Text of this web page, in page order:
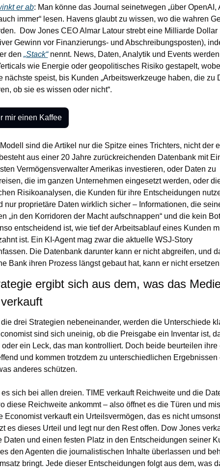
er ab: Man könne das Journal seinetwegen „über OpenAI,
immer“ lesen. Havens glaubt zu wissen, wo die wahren
Dow Jones CEO Almar Latour strebt eine Milliarde Dollar
Gewinn vor Finanzierungs- und Abschreibungsposten),
den „Stack“ nennt. News, Daten, Analytik und Events
wie Energie oder geopolitisches Risiko gestapelt,
nächste speist, bis Kunden „Arbeitswerkzeuge haben, die zu
ob sie es wissen oder nicht“.
mir einen Kaffee
sind die Artikel nur die Spitze eines Trichters, nicht der
aus einer 20 Jahre zurückreichenden Datenbank mit
Vermögensverwalter Amerikas investieren, oder Daten zu
die im ganzen Unternehmen eingesetzt werden, oder
Risikoanalysen, die Kunden für ihre Entscheidungen
nur proprietäre Daten wirklich sicher – Informationen, die
„in den Korridoren der Macht aufschnappen“ und die kein
entscheidend ist, wie tief der Arbeitsablauf eines Kunden
ist. Ein KI-Agent mag zwar die aktuelle WSJ-Story
Die Datenbank darunter kann er nicht abgreifen, und
Bank ihren Prozess längst gebaut hat, kann er nicht
ergibt sich aus dem, was das
drei Strategien nebeneinander, werden die Unterschiede
sind sich uneinig, ob die Preisgabe ein Inventar ist,
oder ein Leck, das man kontrolliert. Doch beide beurteilen ihre
und kommen trotzdem zu unterschiedlichen Ergebnissen
anderes schützen.
sich bei allen dreien. TIME verkauft Reichweite und die
diese Reichweite ankommt – also öffnet es die Türen und
Economist verkauft ein Urteilsvermögen, das es nicht
es dieses Urteil und legt nur den Rest offen. Dow Jones
Daten und einen festen Platz in den Entscheidungen seiner
den Agenten die journalistischen Inhalte überlassen und
bringt. Jede dieser Entscheidungen folgt aus dem, was